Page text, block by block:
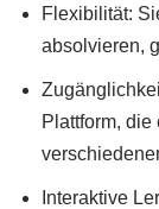
Flexibilität:
absolvieren,
Plattform, die
Interaktive